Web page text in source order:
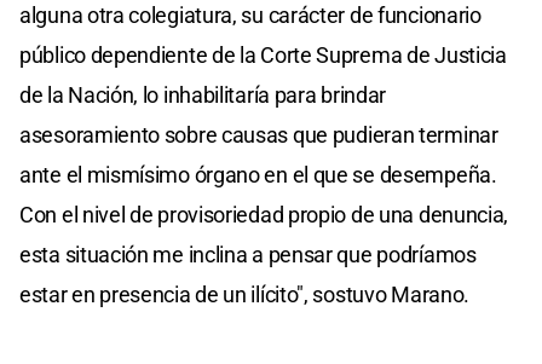
alguna otra colegiatura, su carácter de funcionario
público dependiente de la Corte Suprema de Justicia
de la Nación, lo inhabilitaría para brindar
asesoramiento sobre causas que pudieran terminar
ante el mismísimo órgano en el que se desempeña.
Con el nivel de provisoriedad propio de una denuncia,
esta situación me inclina a pensar que podríamos
estar en presencia de un ilícito", sostuvo Marano.